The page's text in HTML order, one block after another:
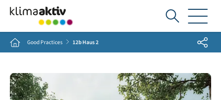
Ich
suche...
Home Good Practices 12b Haus 2 Share